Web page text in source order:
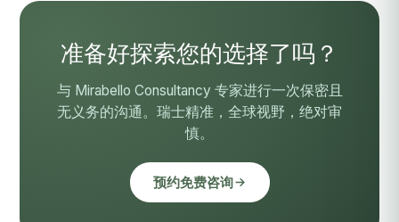
准备好探索您的选择了吗？
与 Mirabello Consultancy 专家进行一次保密且
无义务的沟通。瑞士精准，全球视野，绝对审
慎。
预约免费咨询